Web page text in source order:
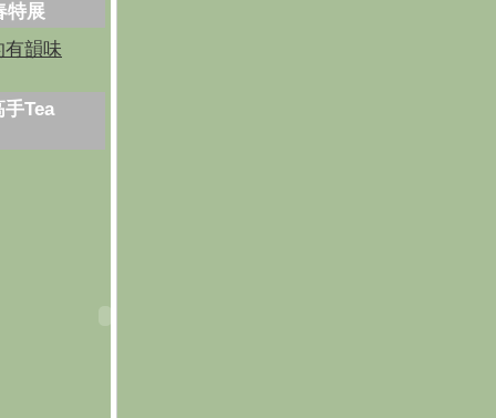
特展
有韻味
Tea